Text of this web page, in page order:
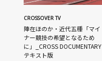
CROSSOVER TV
陣在ほのか・近代五種「マイ
ナー競技の希望となるため
に」_CROSS DOCUMENTARY
テキスト版